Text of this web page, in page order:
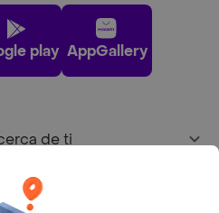
play AppGallery
de ti